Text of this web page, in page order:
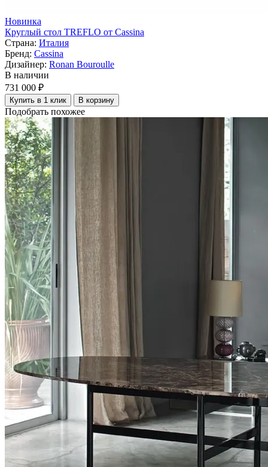
Новинка
Круглый стол TREFLO от Cassina
Страна: Италия
Бренд: Cassina
Дизайнер: Ronan Bouroulle
В наличии
731 000 ₽
Купить в 1 клик В корзину
Подобрать похожее